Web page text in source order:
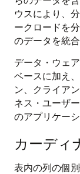
ウスにより、
ークロードを
のデータを統
データ・ウェ
ベースに加え、
ン、クライア
ネス・ユーザ
のアプリケー
カーディ
表内の列の個